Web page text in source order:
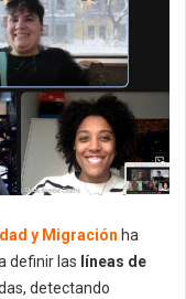
y Migración ha
definir las líneas de
detectando